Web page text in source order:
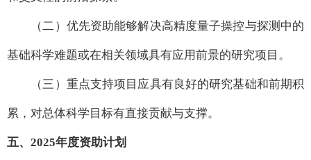
（二）优先资助能够解决高精度量子操控与探测中的
基础科学难题或在相关领域具有应用前景的研究项目。
（三）重点支持项目应具有良好的研究基础和前期积
累，对总体科学目标有直接贡献与支撑。
五、2025年度资助计划